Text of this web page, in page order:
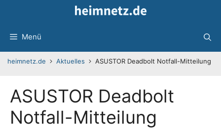
Menü
heimnetz.de Aktuelles ASUSTOR Deadbolt Notfall-Mitteilung
ASUSTOR Deadbolt
Notfall-Mitteilung